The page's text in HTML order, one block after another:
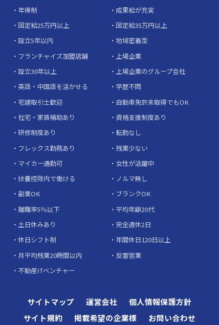
年俸制
成果給が充実
固定給25万円以上
固定給35万円以上
設立5年以内
地域密着型
フランチャイズ加盟店舗
上場企業
設立30年以上
上場企業のグループ会社
英語・中国語を活かせる
学歴不問
宅建取引士歓迎
自動車免許未取得でもOK
社宅・家賃補助あり
資格支援制度あり
研修制度あり
転勤なし
フレックス勤務あり
残業少ない
マイカー通勤可
女性が活躍中
扶養控除内で働ける
ノルマ無し
副業OK
ブランクOK
離職率5％以下
平均年齢20代
土日休みあり
完全週休2日
休日シフト制
年間休日120日以上
月平均残業20時間以内
反響営業
不動産ITベンチャー
サイトマップ 運営会社
個人情報保護方針
サイト規約
掲載希望の企業様 お問い合わせ